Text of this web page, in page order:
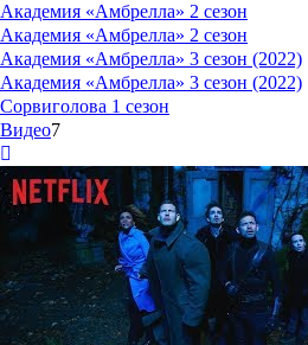
Академия «Амбрелла» 2 сезон
Академия «Амбрелла» 2 сезон
Академия «Амбрелла» 3 сезон (2022)
Академия «Амбрелла» 3 сезон (2022)
Сорвиголова 1 сезон
Видео7